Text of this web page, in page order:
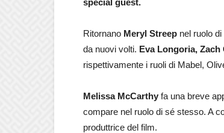
special guest.
Ritornano Meryl Streep nel ruolo
da nuovi volti. Eva Longoria,
rispettivamente i ruoli di Mabel,
Melissa McCarthy fa una breve
compare nel ruolo di sé stesso. A
produttrice del film.